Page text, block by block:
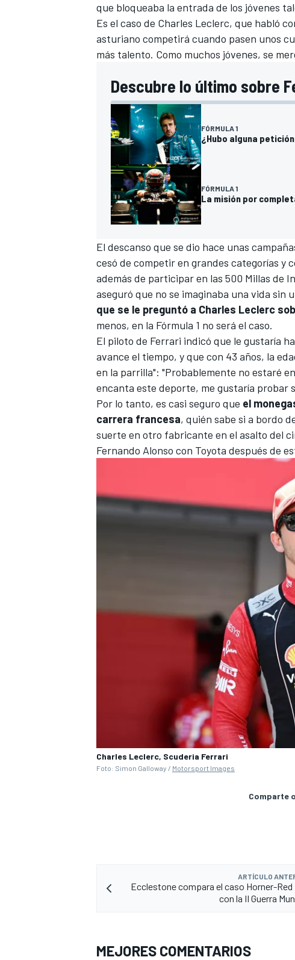
que bloqueaba la entrada de los jóvenes
Es el caso de Charles Leclerc, que habló
asturiano competirá cuando pasen unos
más talento. Como muchos jóvenes, se
Descubre lo último sobre
FÓRMULA 1
¿Hubo alguna
FÓRMULA 1
La misión por
El descanso que se dio hace unas
cesó de competir en grandes categorías y
además de participar en las 500 Millas de
aseguró que no se imaginaba una vida sin
que se le preguntó a Charles Leclerc
menos, en la Fórmula 1 no será el caso.
El piloto de Ferrari indicó que le gustaría
avance el tiempo, y que con 43 años, la
en la parrilla": "Probablemente no estaré
encanta este deporte, me gustaría probar
Por lo tanto, es casi seguro que el
carrera francesa, quién sabe si a bordo
suerte en otro fabricante en el asalto del
Fernando Alonso con Toyota después de
Charles Leclerc, Scuderia Ferrari
Foto: Simon Galloway / Motorsport Images
Comparte
ARTÍCULO
Ecclestone compara el caso Horner-Red
con la II Guerra
MEJORES COMENTARIOS